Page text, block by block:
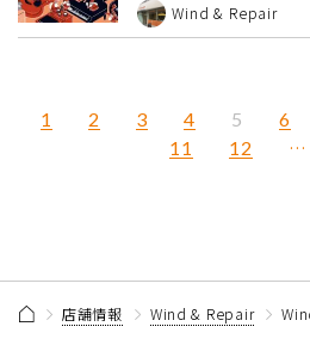
Wind & Repair
1 2 3 4 5 6
11
12 …
店舗情報 Wind & Repair